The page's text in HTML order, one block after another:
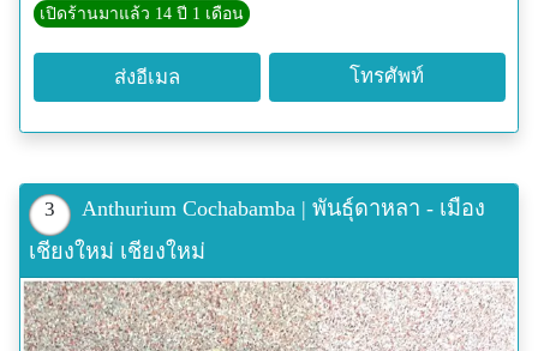
เปิดร้านมาแล้ว 14 ปี 1 เดือน
ส่งอีเมล โทรศัพท์
3
Anthurium Cochabamba | พันธุ์ดาหลา - เมือง
เชียงใหม่ เชียงใหม่